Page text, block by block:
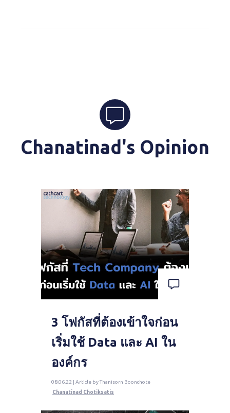
Chanatinad's Opinion
3 โฟกัสที่ต้องเข้าใจก่อน
เริ่มใช้ Data และ AI ใน
องค์กร
08.06.22 | Article by Thanisorn Boonchote
Chanatinad Chotiksatis